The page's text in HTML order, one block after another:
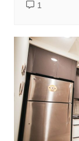
1